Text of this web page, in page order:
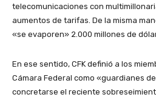
telecomunicaciones con
aumentos de tarifas. De la misma
«se evaporen» 2.000 millones de
En ese sentido, CFK definió a los
Cámara Federal como «guardianes
concretarse el reciente